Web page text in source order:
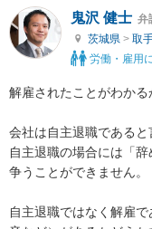
鬼沢 健士 弁
茨城県 > 取
労働・雇用
解雇されたことがわかる
会社は自主退職であると
自主退職の場合には「
争うことができません。
自主退職ではなく解雇